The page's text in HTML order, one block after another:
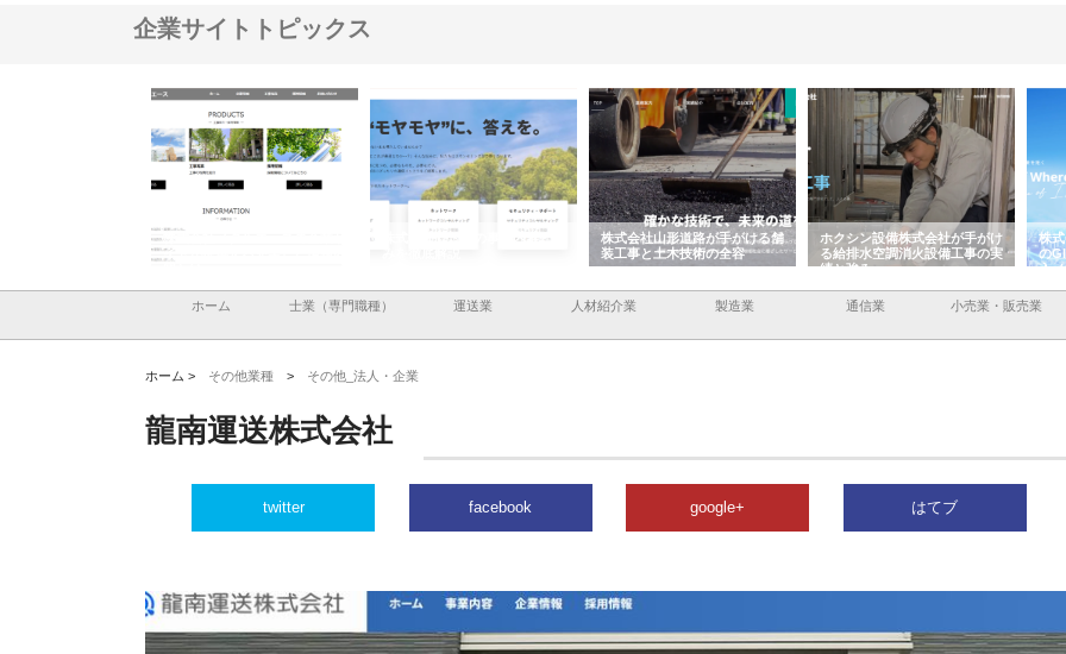
企業サイトトピックス
イトが提供する充実した情報内
株式会社ＣＳＡの事業内容と強
株式会社山形道路が手がける舗
装工事と土木技術の全容
ホクシン設備株式会社が手がけ
る給排水空調消火設備工事の実
績と強み
株
の
入
ホーム 士業（専門職種） 運送業 人材紹介業 製造業 通信業 小売業・販売業
ホーム > その他業種 > その他_法人・企業
龍南運送株式会社
twitter facebook google+ はてブ